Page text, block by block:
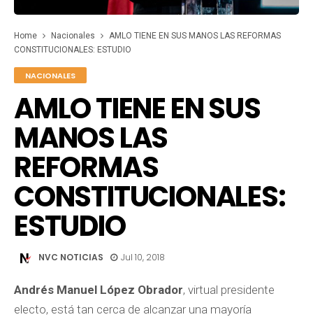
Home Nacionales
AMLO TIENE EN SUS MANOS LAS REFORMAS
CONSTITUCIONALES: ESTUDIO
NACIONALES
AMLO TIENE EN SUS
MANOS LAS
REFORMAS
CONSTITUCIONALES:
ESTUDIO
NVC NOTICIAS Jul 10, 2018
Andrés Manuel López Obrador, virtual presidente
electo, está tan cerca de alcanzar una mayoría